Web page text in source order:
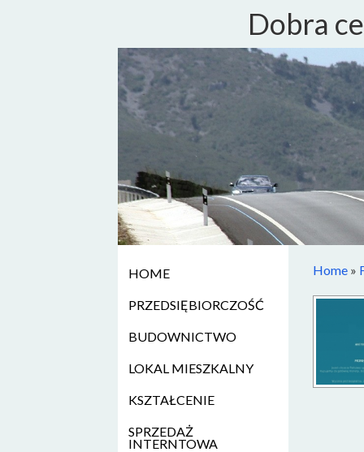
Dobra
HOME
PRZEDSIĘBIORCZOŚĆ
BUDOWNICTWO
LOKAL MIESZKALNY
KSZTAŁCENIE
SPRZEDAŻ
INTERNTOWA
Home »